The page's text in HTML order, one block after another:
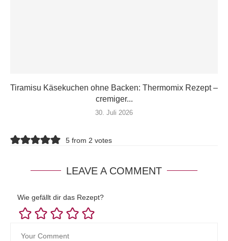
Tiramisu Käsekuchen ohne Backen: Thermomix Rezept –
cremiger...
30. Juli 2026
5 from 2 votes
LEAVE A COMMENT
Wie gefällt dir das Rezept?